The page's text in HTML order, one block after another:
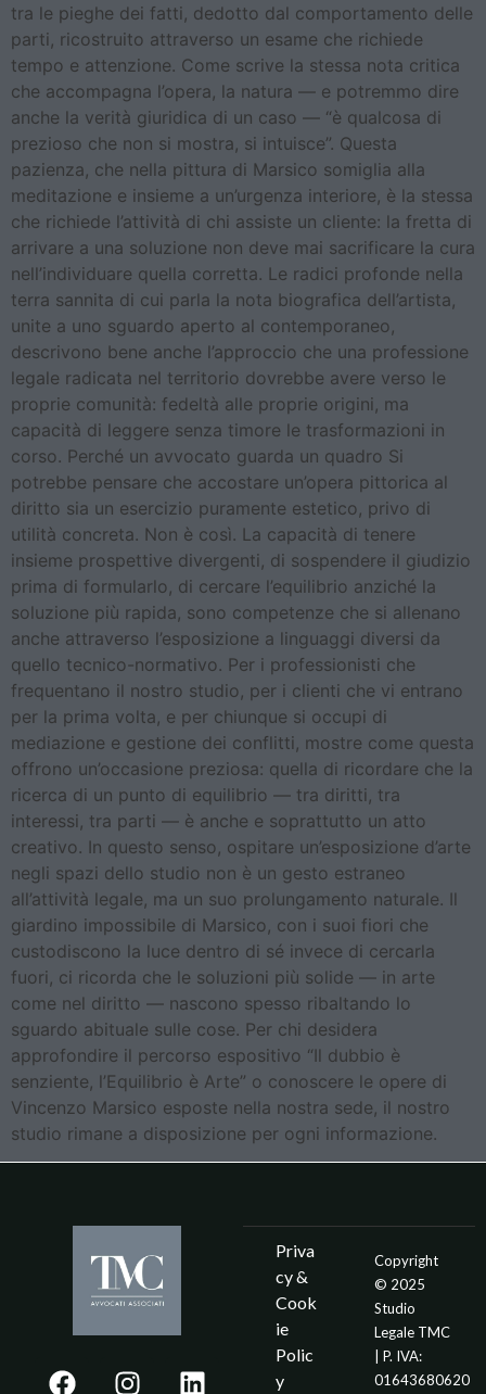
tra le pieghe dei fatti, dedotto dal comportamento delle
parti, ricostruito attraverso un esame che richiede
tempo e attenzione. Come scrive la stessa nota critica
che accompagna l’opera, la natura — e potremmo dire
anche la verità giuridica di un caso — “è qualcosa di
prezioso che non si mostra, si intuisce”. Questa
pazienza, che nella pittura di Marsico somiglia alla
meditazione e insieme a un’urgenza interiore, è la stessa
che richiede l’attività di chi assiste un cliente: la fretta di
arrivare a una soluzione non deve mai sacrificare la cura
nell’individuare quella corretta. Le radici profonde nella
terra sannita di cui parla la nota biografica dell’artista,
unite a uno sguardo aperto al contemporaneo,
descrivono bene anche l’approccio che una professione
legale radicata nel territorio dovrebbe avere verso le
proprie comunità: fedeltà alle proprie origini, ma
capacità di leggere senza timore le trasformazioni in
corso. Perché un avvocato guarda un quadro Si
potrebbe pensare che accostare un’opera pittorica al
diritto sia un esercizio puramente estetico, privo di
utilità concreta. Non è così. La capacità di tenere
insieme prospettive divergenti, di sospendere il giudizio
prima di formularlo, di cercare l’equilibrio anziché la
soluzione più rapida, sono competenze che si allenano
anche attraverso l’esposizione a linguaggi diversi da
quello tecnico-normativo. Per i professionisti che
frequentano il nostro studio, per i clienti che vi entrano
per la prima volta, e per chiunque si occupi di
mediazione e gestione dei conflitti, mostre come questa
offrono un’occasione preziosa: quella di ricordare che la
ricerca di un punto di equilibrio — tra diritti, tra
interessi, tra parti — è anche e soprattutto un atto
creativo. In questo senso, ospitare un’esposizione d’arte
negli spazi dello studio non è un gesto estraneo
all’attività legale, ma un suo prolungamento naturale. Il
giardino impossibile di Marsico, con i suoi fiori che
custodiscono la luce dentro di sé invece di cercarla
fuori, ci ricorda che le soluzioni più solide — in arte
come nel diritto — nascono spesso ribaltando lo
sguardo abituale sulle cose. Per chi desidera
approfondire il percorso espositivo “Il dubbio è
senziente, l’Equilibrio è Arte” o conoscere le opere di
Vincenzo Marsico esposte nella nostra sede, il nostro
studio rimane a disposizione per ogni informazione.
Priva
cy &
Cook
ie
Polic
y
Copyright
© 2025
Studio
Legale TMC
| P. IVA:
01643680620